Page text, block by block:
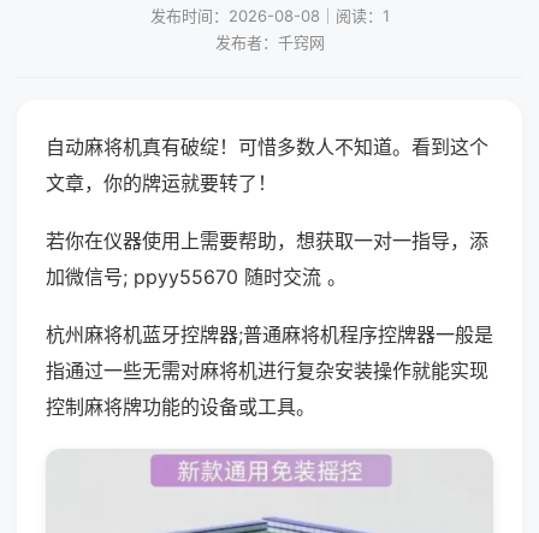
发布时间：2026-08-08｜阅读：1
发布者：千窍网
自动麻将机真有破绽！可惜多数人不知道。看到这个
文章，你的牌运就要转了！
若你在仪器使用上需要帮助，想获取一对一指导，添
加微信号; ppyy55670 随时交流 。
杭州麻将机蓝牙控牌器;普通麻将机程序控牌器一般是
指通过一些无需对麻将机进行复杂安装操作就能实现
控制麻将牌功能的设备或工具。